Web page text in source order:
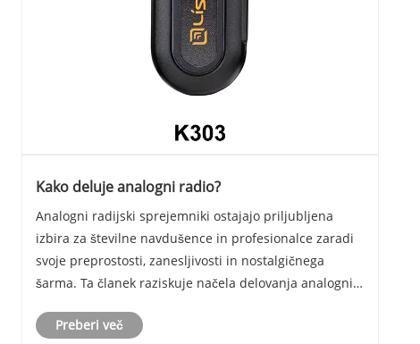
Kako deluje analogni radio?
Analogni radijski sprejemniki ostajajo priljubljena
izbira za številne navdušence in profesionalce zaradi
svoje preprostosti, zanesljivosti in nostalgičnega
šarma. Ta članek raziskuje načela delovanja analognih
praktične uporabe in nasvete za izbir......
Preberi več